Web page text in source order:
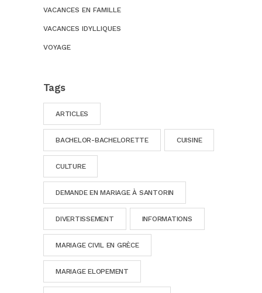
VACANCES EN FAMILLE
VACANCES IDYLLIQUES
VOYAGE
Tags
ARTICLES
BACHELOR-BACHELORETTE CUISINE
CULTURE
DEMANDE EN MARIAGE À SANTORIN
DIVERTISSEMENT INFORMATIONS
MARIAGE CIVIL EN GRÈCE
MARIAGE ELOPEMENT